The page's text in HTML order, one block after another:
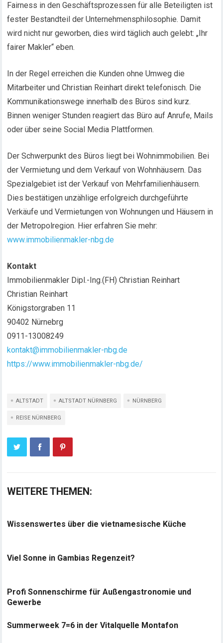
Fairness in den Geschäftsprozessen für alle Beteiligten ist
fester Bestandteil der Unternehmensphilosophie. Damit
wird nicht nur geworben, dies wird täglich auch gelebt: „Ihr
fairer Makler“ eben.
In der Regel erreichen die Kunden ohne Umweg die
Mitarbeiter und Christian Reinhart direkt telefonisch. Die
Kommunikationswege innerhalb des Büros sind kurz.
Binnen weniger Stunden reagiert das Büro auf Anrufe, Mails
oder über seine Social Media Plattformen.
Der Schwerpunkt des Büros liegt bei Wohnimmobilien. Bei
der Vermietung und dem Verkauf von Wohnhäusern. Das
Spezialgebiet ist der Verkauf von Mehrfamilienhäusern.
Dies bestätigen unzählige erfolgreich durchgeführte
Verkäufe und Vermietungen von Wohnungen und Häusern in
der Metropolregion. Hier erfahren Sie mehr:
www.immobilienmakler-nbg.de
Kontakt
Immobilienmakler Dipl.-Ing.(FH) Christian Reinhart
Christian Reinhart
Königstorgraben 11
90402 Nürnebrg
0911-13008249
kontakt@immobilienmakler-nbg.de
https://www.immobilienmakler-nbg.de/
ALTSTADT ALTSTADT NÜRNBERG NÜRNBERG
REISE NÜRNBERG
WEITERE THEMEN:
Wissenswertes über die vietnamesische Küche
Viel Sonne in Gambias Regenzeit?
Profi Sonnenschirme für Außengastronomie und
Gewerbe
Summerweek 7=6 in der Vitalquelle Montafon